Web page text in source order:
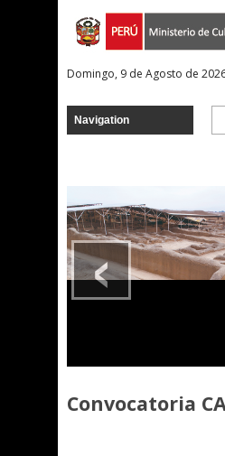
Domingo, 9 de Agosto de
‹
Convocatoria